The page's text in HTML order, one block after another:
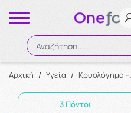
Αναζήτηση...
Αρχική / Υγεία / Κρυολόγημα -
3 Πόντοι